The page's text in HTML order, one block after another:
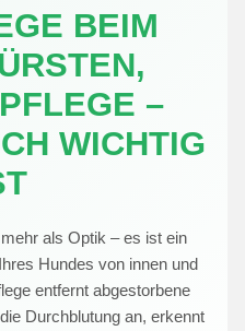
BEIM
–
WICHTIG
als Optik – es ist ein
Hundes von innen und
entfernt abgestorbene
Durchblutung an, erkennt